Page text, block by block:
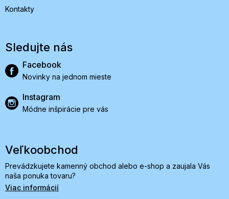
Kontakty
Sledujte nás
Facebook
Novinky na jednom mieste
Instagram
Módne inšpirácie pre vás
Veľkoobchod
Prevádzkujete kamenný obchod alebo e-shop a zaujala Vás
naša ponuka tovaru?
Viac informácií